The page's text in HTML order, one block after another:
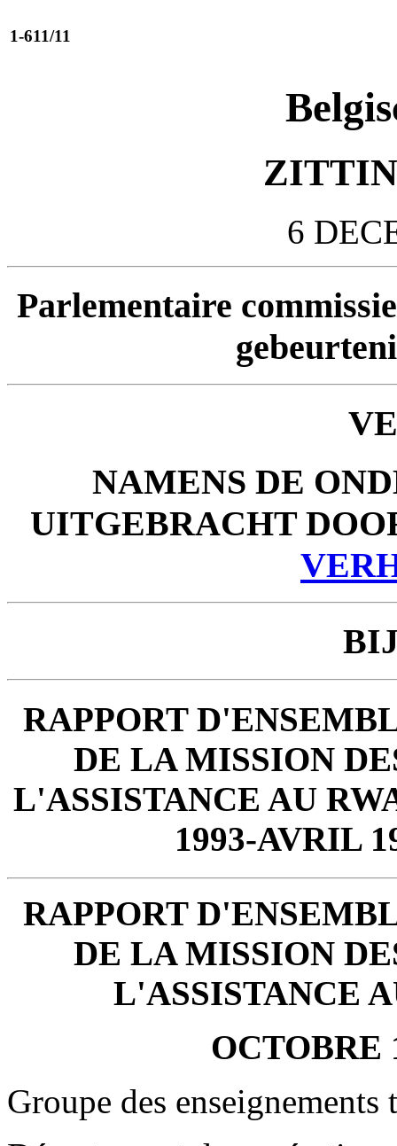
1-611/11
6
Parlementaire
NAMENS DE
UITGEBRACHT
RAPPORT
DE LA MISSION
L'ASSISTANCE AU
1993-AVRIL
RAPPORT
DE LA MISSION
L'ASSISTANCE
OCTOBRE
Groupe des enseignements